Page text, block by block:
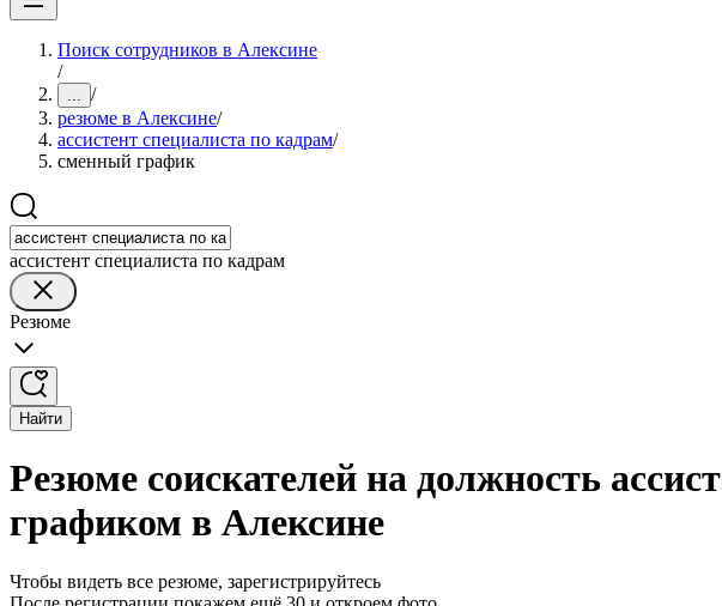
Поиск сотрудников в Алексине
/
... /
резюме в Алексине/
ассистент специалиста по кадрам/
сменный график
ассистент специалиста по кадрам
Резюме
Найти
Резюме соискателей на должность
графиком в Алексине
Чтобы видеть все резюме, зарегистрируйтесь